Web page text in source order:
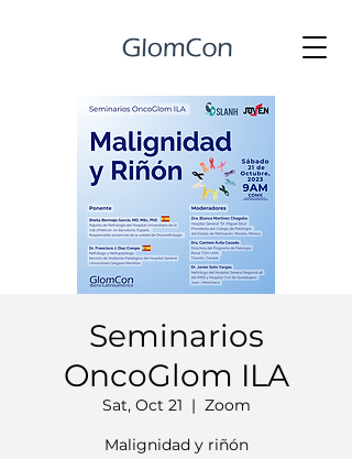
Seminarios
OncoGlom ILA
Sat, Oct 21
  |
Zoom
Malignidad y riñón